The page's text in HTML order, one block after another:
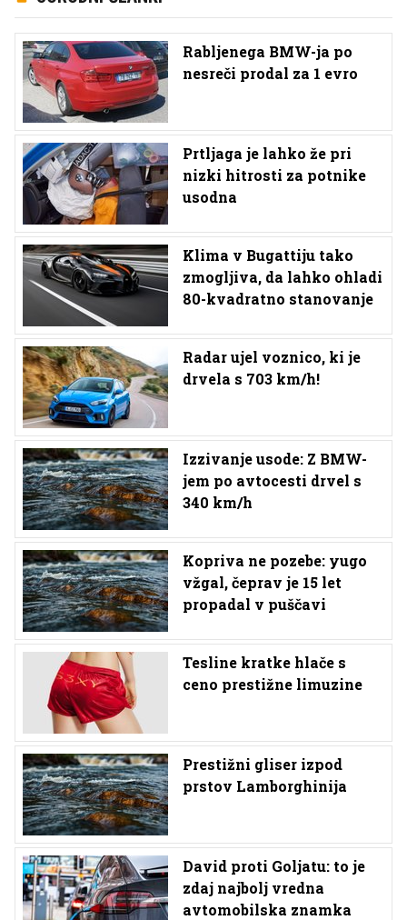
Rabljenega BMW-ja po
nesreči prodal za 1 evro
Prtljaga je lahko že pri
nizki hitrosti za potnike
usodna
Klima v Bugattiju tako
zmogljiva, da lahko ohladi
80-kvadratno stanovanje
Radar ujel voznico, ki je
drvela s 703 km/h!
Izzivanje usode: Z BMW-
jem po avtocesti drvel s
340 km/h
Kopriva ne pozebe: yugo
vžgal, čeprav je 15 let
propadal v puščavi
Tesline kratke hlače s
ceno prestižne limuzine
Prestižni gliser izpod
prstov Lamborghinija
David proti Goljatu: to je
zdaj najbolj vredna
avtomobilska znamka